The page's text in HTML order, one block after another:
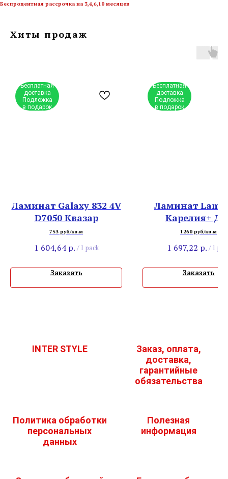
Беспроцентная рассрочка на 3,4,6,10 месяцев
Хиты продаж
Бесплатная
доставка
Подложка
в подарок
Ламинат Galaxy 832 4V
D7050 Квазар
753 руб/кв.м
1 604,64 р. / 1 pack
Заказать
Бесплатная
доставка
Подложка
в подарок
Ламинат
Карелия+
Норвежский
1260 руб/кв.м
1 697,22 р. / 1
Заказать
INTER STYLE
Заказ, оплата,
доставка,
гарантийные
обязательства
Политика обработки
персональных
данных
Полезная
информация